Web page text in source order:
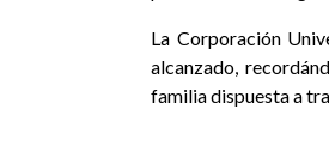
La Corporación
alcanzado,
familia dispuesta a